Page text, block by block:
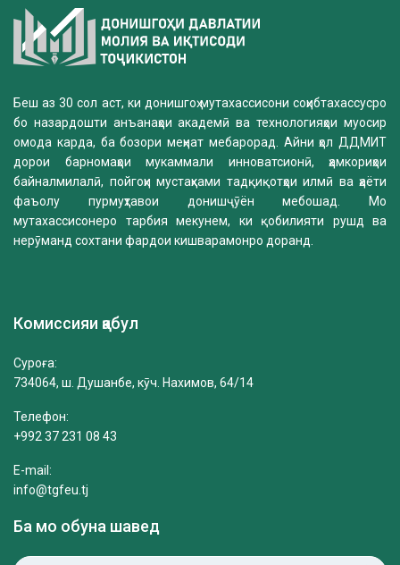
Беш аз 30 сол аст, ки донишгоҳ мутахассисони соҳибтахассусро
бо назардошти анъанаҳои академӣ ва технологияҳои муосир
омода карда, ба бозори меҳнат мебарорад. Айни ҳол ДДМИТ
дорои барномаҳои мукаммали инноватсионӣ, ҳамкориҳои
байналмилалӣ, пойгоҳи мустаҳками тадқиқотҳои илмӣ ва ҳаёти
фаъолу пурмуҳтавои донишҷӯён мебошад. Мо
мутахассисонеро тарбия мекунем, ки қобилияти рушд ва
нерӯманд сохтани фардои кишварамонро доранд.
Комиссияи қабул
Суроға:
734064, ш. Душанбе, кӯч. Нахимов, 64/14
Телефон:
+992 37 231 08 43
E-mail:
info@tgfeu.tj
Ба мо обуна шавед